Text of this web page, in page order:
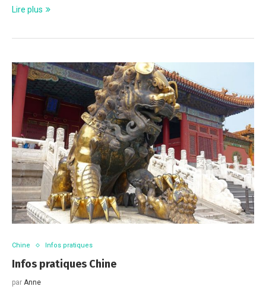
Lire plus
Chine Infos pratiques
Infos pratiques Chine
par Anne